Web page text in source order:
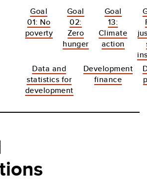
Goal
01: No
poverty
Goal
02:
Zero
hunger
Goal
13:
Climate
action
Data and
statistics for
development
Development
finance